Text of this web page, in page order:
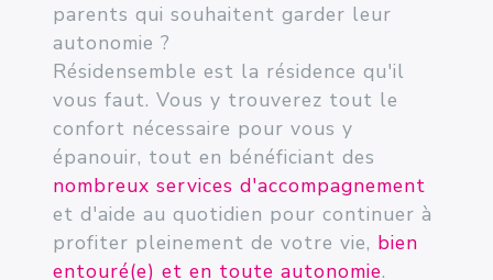
parents qui souhaitent garder leur
autonomie ?
Résidensemble est la résidence qu'il
vous faut. Vous y trouverez tout le
confort nécessaire pour vous y
épanouir, tout en bénéficiant des
nombreux services d'accompagnement
et d'aide au quotidien pour continuer à
profiter pleinement de votre vie, bien
entouré(e) et en toute autonomie.